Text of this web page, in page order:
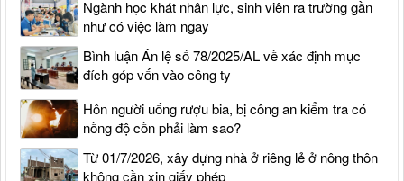
Ngành học khát nhân lực, sinh viên ra trường gần
như có việc làm ngay
Bình luận Án lệ số 78/2025/AL về xác định mục
đích góp vốn vào công ty
Hôn người uống rượu bia, bị công an kiểm tra có
nồng độ cồn phải làm sao?
Từ 01/7/2026, xây dựng nhà ở riêng lẻ ở nông thôn
không cần xin giấy phép